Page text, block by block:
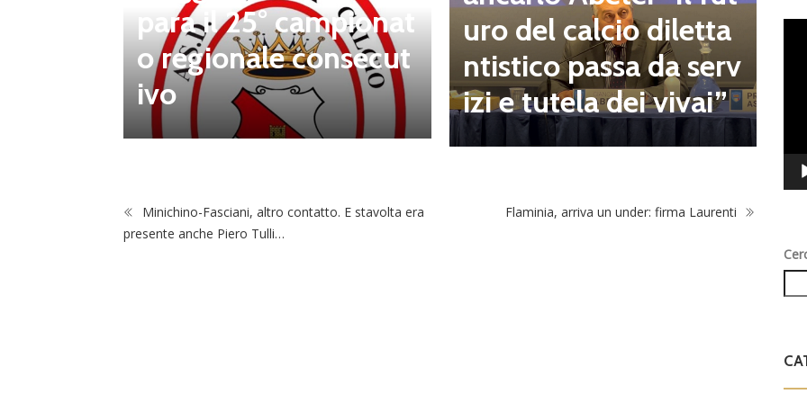
para il 25° campionat
o regionale consecut
ivo
uro del calcio diletta
ntistico passa da serv
izi e tutela dei vivai”
Minichino-Fasciani, altro contatto. E stavolta era
presente anche Piero Tulli…
Flaminia, arriva un under: firma Laurenti